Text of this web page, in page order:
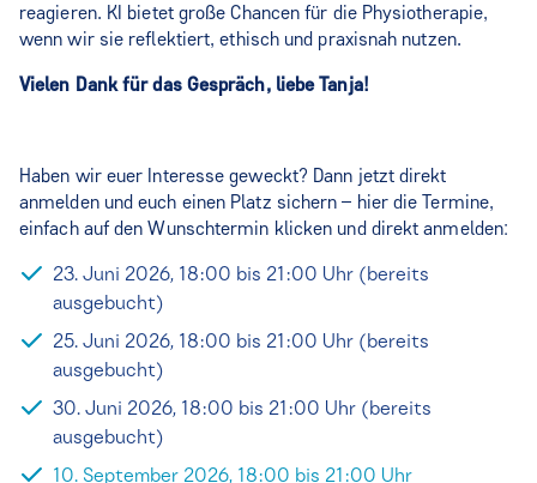
reagieren. KI bietet große Chancen für die Physiotherapie,
wenn wir sie reflektiert, ethisch und praxisnah nutzen.
Vielen Dank für das Gespräch, liebe Tanja!
Haben wir euer Interesse geweckt? Dann jetzt direkt
anmelden und euch einen Platz sichern – hier die Termine,
einfach auf den Wunschtermin klicken und direkt anmelden:
23. Juni 2026, 18:00 bis 21:00 Uhr (bereits
ausgebucht)
25. Juni 2026, 18:00 bis 21:00 Uhr (bereits
ausgebucht)
30. Juni 2026, 18:00 bis 21:00 Uhr (bereits
ausgebucht)
10. September 2026, 18:00 bis 21:00 Uhr